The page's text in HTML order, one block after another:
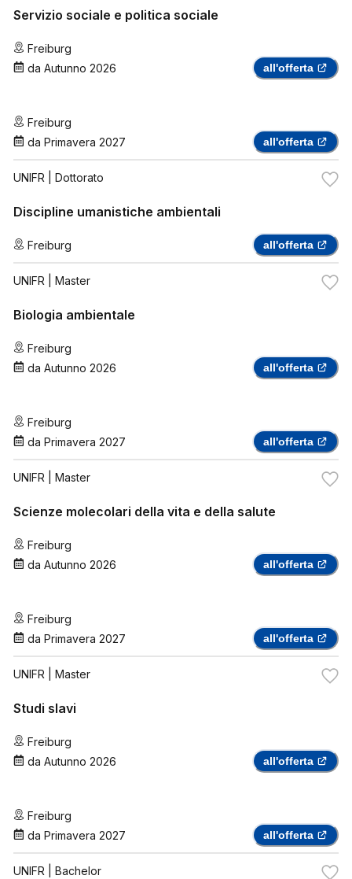
Servizio sociale e politica sociale
Freiburg
da Autunno 2026 all'offerta
Freiburg
da Primavera 2027 all'offerta
UNIFR | Dottorato
Discipline umanistiche ambientali
Freiburg all'offerta
UNIFR | Master
Biologia ambientale
Freiburg
da Autunno 2026 all'offerta
Freiburg
da Primavera 2027 all'offerta
UNIFR | Master
Scienze molecolari della vita e della salute
Freiburg
da Autunno 2026 all'offerta
Freiburg
da Primavera 2027 all'offerta
UNIFR | Master
Studi slavi
Freiburg
da Autunno 2026 all'offerta
Freiburg
da Primavera 2027 all'offerta
UNIFR | Bachelor